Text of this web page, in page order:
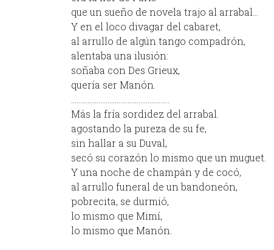
que un sueño de novela trajo al arrabal…
Y en el loco divagar del cabaret,
al arrullo de algún tango compadrón,
alentaba una ilusión:
soñaba con Des Grieux,
quería ser Manón.
Más la fría sordidez del arrabal.
agostando la pureza de su fe,
sin hallar a su Duval,
secó su corazón lo mismo que un muguet.
Y una noche de champán y de cocó,
al arrullo funeral de un bandoneón,
pobrecita, se durmió,
lo mismo que Mimí,
lo mismo que Manón.